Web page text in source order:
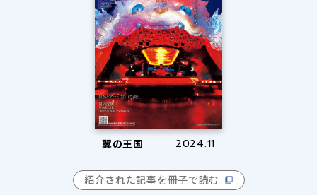
翼の王国 2024.11
紹介された記事を冊子で読む